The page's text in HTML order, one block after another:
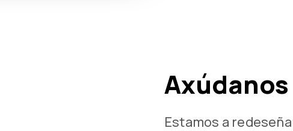
Axúdanos
Estamos a